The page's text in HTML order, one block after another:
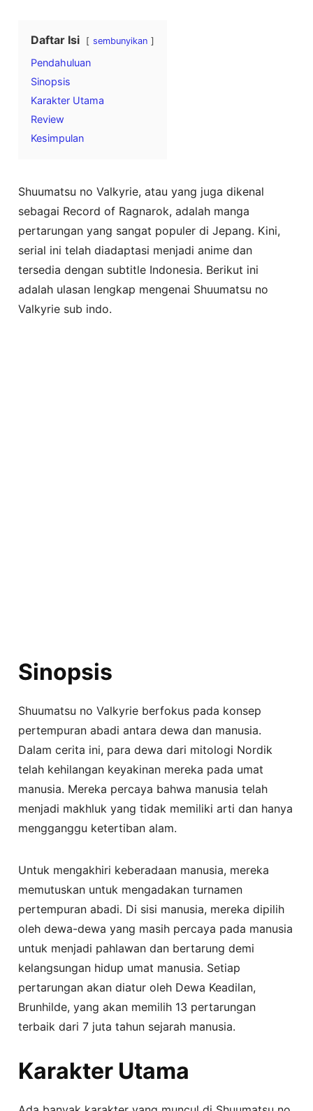
Daftar Isi sembunyikan
Pendahuluan
Sinopsis
Karakter Utama
Review
Kesimpulan
Shuumatsu no Valkyrie, atau yang juga dikenal
sebagai Record of Ragnarok, adalah manga
pertarungan yang sangat populer di Jepang. Kini,
serial ini telah diadaptasi menjadi anime dan
tersedia dengan subtitle Indonesia. Berikut ini
adalah ulasan lengkap mengenai Shuumatsu no
Valkyrie sub indo.
Sinopsis
Shuumatsu no Valkyrie berfokus pada konsep
pertempuran abadi antara dewa dan manusia.
Dalam cerita ini, para dewa dari mitologi Nordik
telah kehilangan keyakinan mereka pada umat
manusia. Mereka percaya bahwa manusia telah
menjadi makhluk yang tidak memiliki arti dan hanya
mengganggu ketertiban alam.
Untuk mengakhiri keberadaan manusia, mereka
memutuskan untuk mengadakan turnamen
pertempuran abadi. Di sisi manusia, mereka dipilih
oleh dewa-dewa yang masih percaya pada manusia
untuk menjadi pahlawan dan bertarung demi
kelangsungan hidup umat manusia. Setiap
pertarungan akan diatur oleh Dewa Keadilan,
Brunhilde, yang akan memilih 13 pertarungan
terbaik dari 7 juta tahun sejarah manusia.
Karakter Utama